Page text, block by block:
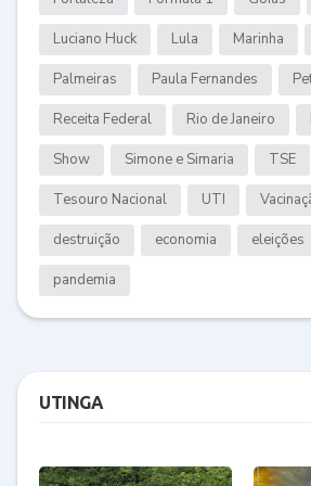
Luciano Huck Lula Marinha
Palmeiras Paula Fernandes
Receita Federal Rio de Janeiro
Show Simone e Simaria TSE
Tesouro Nacional UTI
destruição economia eleições
pandemia
UTINGA